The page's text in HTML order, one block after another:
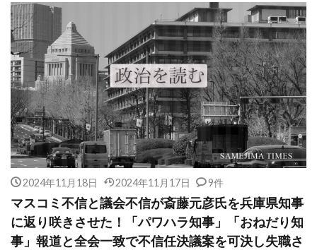
2024年11月18日 2024年11月17日 9件
マスコミ不信と議会不信が斎藤元彦氏を兵庫県知事
に返り咲きさせた！「パワハラ知事」「おねだり知
事」報道と全会一致で不信任決議案を可決し失職さ